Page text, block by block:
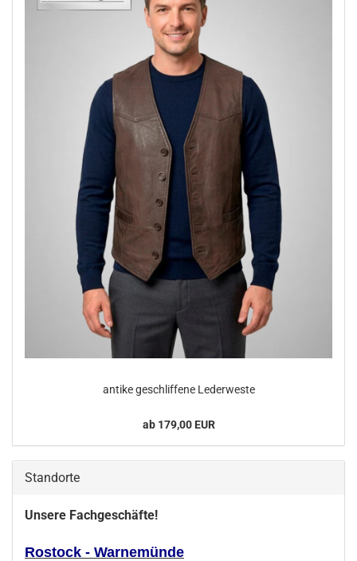
an­ti­ke ge­schlif­fe­ne Le­der­wes­te
ab 179,00 EUR
Standorte
Unsere Fachgeschäfte!
Rostock - Warnemünde